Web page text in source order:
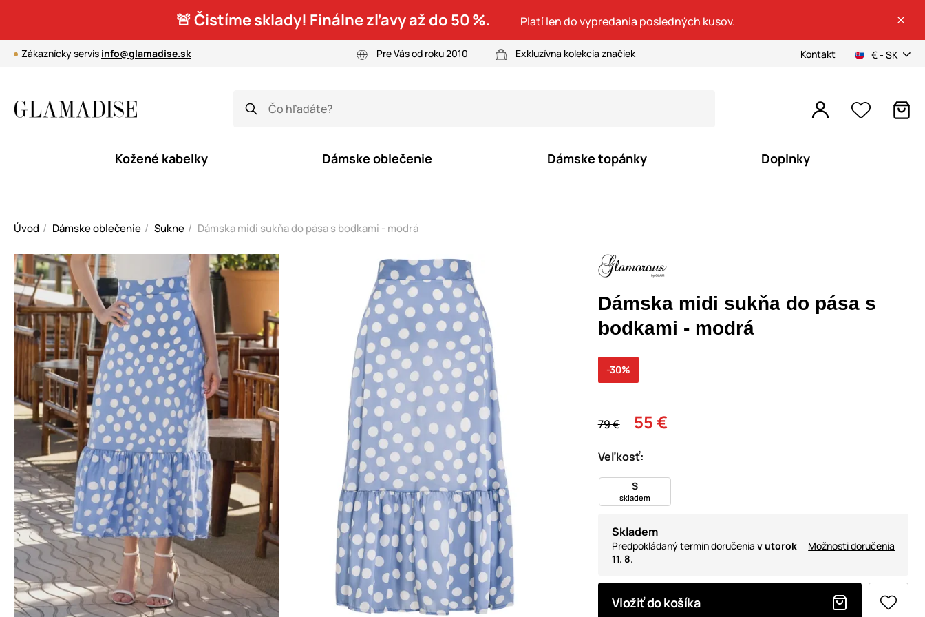
🚨 Čistíme sklady! Finálne zľavy až do 50 %. Platí len do vypredania posledných kusov.
Zákaznícky servis info@glamadise.sk Pre Vás od roku 2010 Exkluzívna kolekcia značiek Kontakt € - SK
Kožené kabelky Dámske oblečenie Dámske topánky Doplnky
Úvod Dámske oblečenie Sukne Dámska midi sukňa do pása s bodkami - modrá
Dámska midi sukňa do pása s
bodkami - modrá
79 € 55 €
-30%
Veľkosť:
S
skladem
Skladem
Predpokládaný termín doručenia v utorok
11. 8.
Možnosti doručenia
Vložiť do košíka